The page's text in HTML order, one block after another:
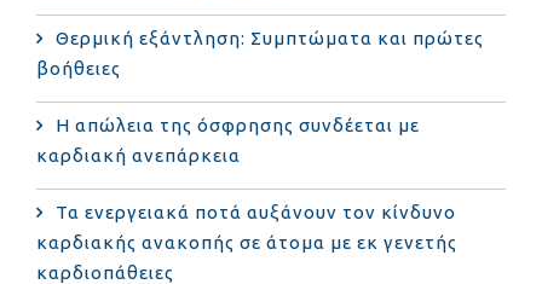
Θερμική εξάντληση: Συμπτώματα και πρώτες
βοήθειες
Η απώλεια της όσφρησης συνδέεται με
καρδιακή ανεπάρκεια
Τα ενεργειακά ποτά αυξάνουν τον κίνδυνο
καρδιακής ανακοπής σε άτομα με εκ γενετής
καρδιοπάθειες